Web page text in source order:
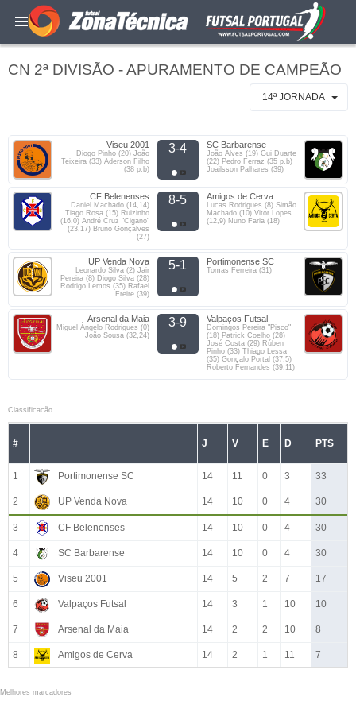
CN 2ª DIVISÃO - APURAMENTO DE CAMPEÃO
14ª JORNADA
Viseu 2001
Diogo Pinho (20) João
Teixeira (33) Aderson Filho
(38 p.b)
3-4 SC Barbarense
João Alves (19) Gui Duarte
(22) Pedro Ferraz (35 p.b)
Joailsson Palhares (39)
CF Belenenses
Daniel Machado (14,14)
Tiago Rosa (15) Ruizinho
(16,0) André Cruz "Cigano"
(23,17) Bruno Gonçalves
(27)
8-5 Amigos de Cerva
Lucas Rodrigues (8) Simão
Machado (10) Vitor Lopes
(12,9) Nuno Faria (18)
UP Venda Nova
Leonardo Silva (2) Jair
Pereira (8) Diogo Silva (28)
Rodrigo Lemos (35) Rafael
Freire (39)
5-1 Portimonense SC
Tomas Ferreira (31)
Arsenal da Maia
Miguel Ângelo Rodrigues (0)
João Sousa (32,24)
3-9 Valpaços Futsal
Domingos Pereira "Pisco"
(18) Patrick Coelho (28)
José Costa (29) Rúben
Pinho (33) Thiago Lessa
(35) Gonçalo Portal (37,5)
Roberto Fernandes (39,11)
Classificacão
# J V E D PTS
1 Portimonense SC 14 11 0 3 33
2 UP Venda Nova 14 10 0 4 30
3 CF Belenenses 14 10 0 4 30
4 SC Barbarense 14 10 0 4 30
5 Viseu 2001 14 5 2 7 17
6 Valpaços Futsal 14 3 1 10 10
7 Arsenal da Maia 14 2 2 10 8
8 Amigos de Cerva 14 2 1 11 7
Melhores marcadores